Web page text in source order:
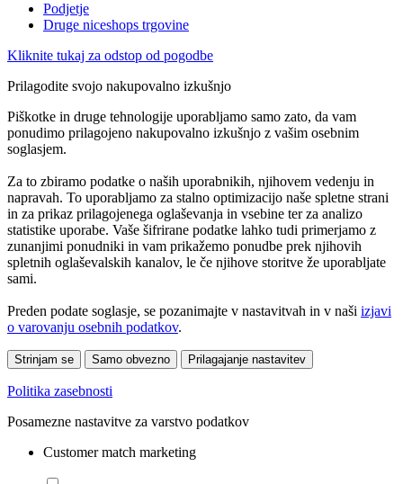
Podjetje
Druge niceshops trgovine
Kliknite tukaj za odstop od pogodbe
Prilagodite svojo nakupovalno izkušnjo
Piškotke in druge tehnologije uporabljamo samo zato, da vam
ponudimo prilagojeno nakupovalno izkušnjo z vašim osebnim
soglasjem.
Za to zbiramo podatke o naših uporabnikih, njihovem vedenju in
napravah. To uporabljamo za stalno optimizacijo naše spletne strani
in za prikaz prilagojenega oglaševanja in vsebine ter za analizo
statistike uporabe. Vaše šifrirane podatke lahko tudi primerjamo z
zunanjimi ponudniki in vam prikažemo ponudbe prek njihovih
spletnih oglaševalskih kanalov, le če njihove storitve že uporabljate
sami.
Preden podate soglasje, se pozanimajte v nastavitvah in v naši izjavi
o varovanju osebnih podatkov.
Strinjam se Samo obvezno Prilagajanje nastavitev
Politika zasebnosti
Posamezne nastavitve za varstvo podatkov
Customer match marketing